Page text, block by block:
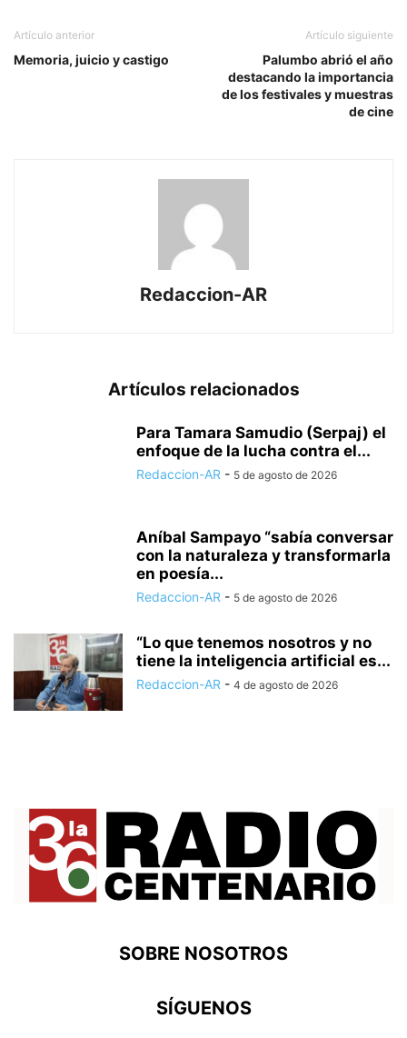
Artículo anterior
Memoria, juicio y castigo
Artículo siguiente
Palumbo abrió el año
destacando la importancia
de los festivales y muestras
de cine
Redaccion-AR
Artículos relacionados
Para Tamara Samudio (Serpaj) el
enfoque de la lucha contra el...
Redaccion-AR - 5 de agosto de 2026
Aníbal Sampayo “sabía conversar
con la naturaleza y transformarla
en poesía...
Redaccion-AR - 5 de agosto de 2026
“Lo que tenemos nosotros y no
tiene la inteligencia artificial es...
Redaccion-AR - 4 de agosto de 2026
SOBRE NOSOTROS
SÍGUENOS